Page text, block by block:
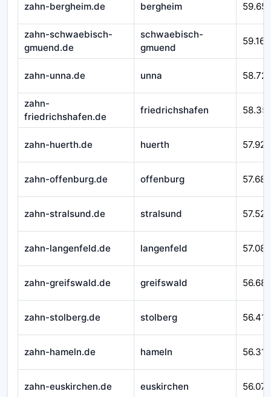
zahn-bergheim.de bergheim
zahn-schwaebisch-
gmuend.de
schwaebisch-
gmuend
59.166
zahn-unna.de unna
zahn-
friedrichshafen.de
friedrichshafen
zahn-huerth.de huerth 57.925
zahn-offenburg.de offenburg 57.687
zahn-stralsund.de stralsund 57.525
zahn-langenfeld.de langenfeld 57.083
zahn-greifswald.de greifswald 56.685
zahn-stolberg.de stolberg 56.414
zahn-hameln.de hameln 56.310
zahn-euskirchen.de euskirchen 56.077